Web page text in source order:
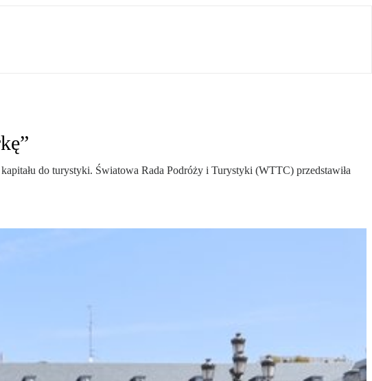
do turystyki. Światowa Rada Podróży i Turystyki (WTTC) przedstawiła